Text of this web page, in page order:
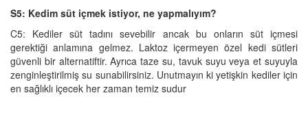
S5: Kedim süt içmek istiyor, ne yapmalıyım?
C5: Kediler süt tadını sevebilir ancak bu onların süt içmesi
gerektiği anlamına gelmez. Laktoz içermeyen özel kedi sütleri
güvenli bir alternatiftir. Ayrıca taze su, tavuk suyu veya et suyuyla
zenginleştirilmiş su sunabilirsiniz. Unutmayın ki yetişkin kediler için
en sağlıklı içecek her zaman temiz sudur